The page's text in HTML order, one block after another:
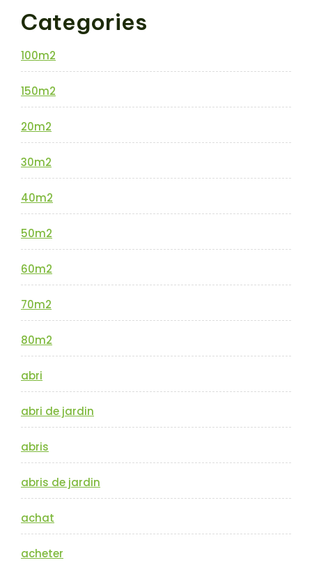
Categories
100m2
150m2
20m2
30m2
40m2
50m2
60m2
70m2
80m2
abri
abri de jardin
abris
abris de jardin
achat
acheter